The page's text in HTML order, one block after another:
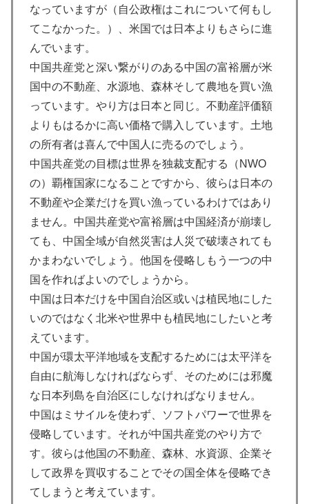
なっていますが（自公政権はこれについて何もし
てこなかった。）、米国では日本よりもさらに進
んでいます。
中国共産党と深い繋がりのある中国の富裕層が米
国中の不動産、水源地、森林そして農地を買い漁
っています。やり方は日本と同じ。不動産評価額
よりもはるかに高い価格で購入しています。土地
の所有者は喜んで中国人に売るのでしょう。
中国共産党の目標は世界を独裁支配する（NWO
の）覇権国家になることですから、彼らは日本の
不動産や企業だけを買い漁っているわけではあり
ません。中国共産党や富裕層は中国経済が崩壊し
ても、中国全域が自然災害は人災で破壊されても
かまわないでしょう。他国を侵略しもう一つの中
国を作ればよいのでしょうから。
中国は日本だけを中国自治区或いは植民地にした
いのではなく北米や世界中も植民地にしたいと考
えています。
中国が環太平洋地域を支配するためには太平洋を
自由に航海しなければならず、そのためには邪魔
な日本列島を自治区にしなければなりません。
中国はミサイルを使わず、ソフトパワーで世界を
侵略しています。それが中国共産党のやり方で
す。彼らは他国の不動産、森林、水資源、企業そ
して政界を買収することでその国全体を侵略でき
てしまうと考えています。